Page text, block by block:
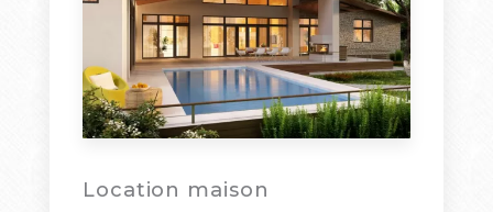
Location maison